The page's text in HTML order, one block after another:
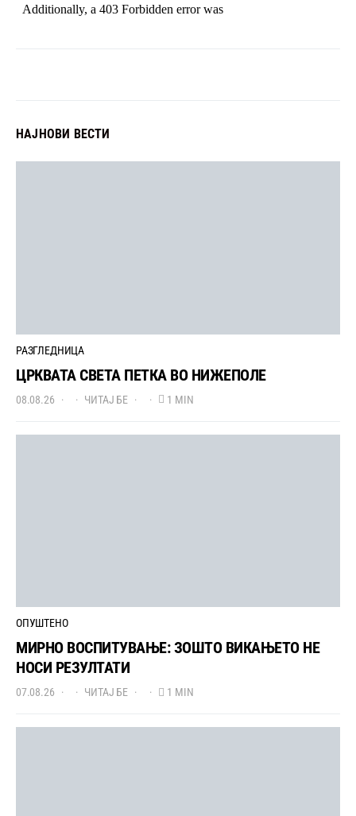
НАЈНОВИ ВЕСТИ
РАЗГЛЕДНИЦА
ЦРКВАТА СВЕТА ПЕТКА ВО НИЖЕПОЛЕ
08.08.26 ЧИТАЈ БЕ 1 MIN
ОПУШТЕНО
МИРНО ВОСПИТУВАЊЕ: ЗОШТО ВИКАЊЕТО НЕ
НОСИ РЕЗУЛТАТИ
07.08.26 ЧИТАЈ БЕ 1 MIN